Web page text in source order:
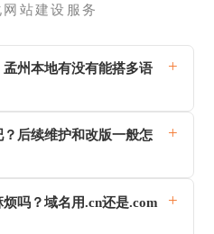
站建设服务
州本地有没有能搭多语
+
后续维护和改版一般怎
+
吗？域名用.cn还是.com
+